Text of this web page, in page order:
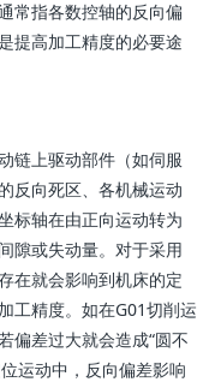
常指各数控轴的反向偏
提高加工精度的必要途
上驱动部件（如伺服
反向死区、各机械运动
标轴在由正向运动转为
隙或失动量。对于采用
在就会影响到机床的定
工精度。如在G01切削运
偏差过大就会造成“圆不
运动中，反向偏差影响